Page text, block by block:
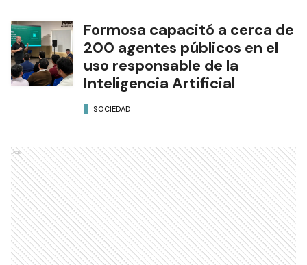
Formosa capacitó a cerca de
200 agentes públicos en el
uso responsable de la
Inteligencia Artificial
SOCIEDAD
Ads